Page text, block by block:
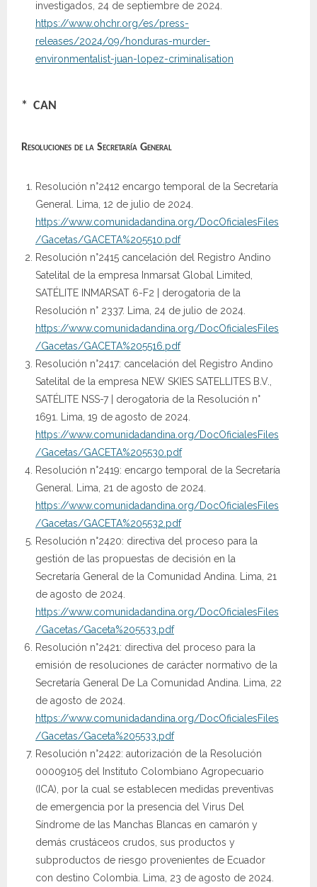
investigados, 24 de septiembre de 2024.
https://www.ohchr.org/es/press-
releases/2024/09/honduras-murder-
environmentalist-juan-lopez-criminalisation
* CAN
Resoluciones de la Secretaría General
Resolución n°2412 encargo temporal de la Secretaría
General. Lima, 12 de julio de 2024.
https://www.comunidadandina.org/DocOficialesFiles
/Gacetas/GACETA%205510.pdf
Resolución n°2415 cancelación del Registro Andino
Satelital de la empresa Inmarsat Global Limited,
SATÉLITE INMARSAT 6-F2 | derogatoria de la
Resolución n° 2337. Lima, 24 de julio de 2024.
https://www.comunidadandina.org/DocOficialesFiles
/Gacetas/GACETA%205516.pdf
Resolución n°2417: cancelación del Registro Andino
Satelital de la empresa NEW SKIES SATELLITES B.V.,
SATÉLITE NSS-7 | derogatoria de la Resolución n°
1691. Lima, 19 de agosto de 2024.
https://www.comunidadandina.org/DocOficialesFiles
/Gacetas/GACETA%205530.pdf
Resolución n°2419: encargo temporal de la Secretaría
General. Lima, 21 de agosto de 2024.
https://www.comunidadandina.org/DocOficialesFiles
/Gacetas/GACETA%205532.pdf
Resolución n°2420: directiva del proceso para la
gestión de las propuestas de decisión en la
Secretaría General de la Comunidad Andina. Lima, 21
de agosto de 2024.
https://www.comunidadandina.org/DocOficialesFiles
/Gacetas/Gaceta%205533.pdf
Resolución n°2421: directiva del proceso para la
emisión de resoluciones de carácter normativo de la
Secretaría General De La Comunidad Andina. Lima, 22
de agosto de 2024.
https://www.comunidadandina.org/DocOficialesFiles
/Gacetas/Gaceta%205533.pdf
Resolución n°2422: autorización de la Resolución
00009105 del Instituto Colombiano Agropecuario
(ICA), por la cual se establecen medidas preventivas
de emergencia por la presencia del Virus Del
Síndrome de las Manchas Blancas en camarón y
demás crustáceos crudos, sus productos y
subproductos de riesgo provenientes de Ecuador
con destino Colombia. Lima, 23 de agosto de 2024.